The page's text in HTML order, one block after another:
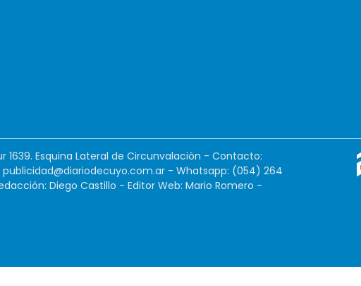
1639. Esquina Lateral de Circunvalación - Contacto:
publicidad@diariodecuyo.com.ar - Whatsapp: (054) 264
Diego Castillo - Editor Web: Mario Romero -